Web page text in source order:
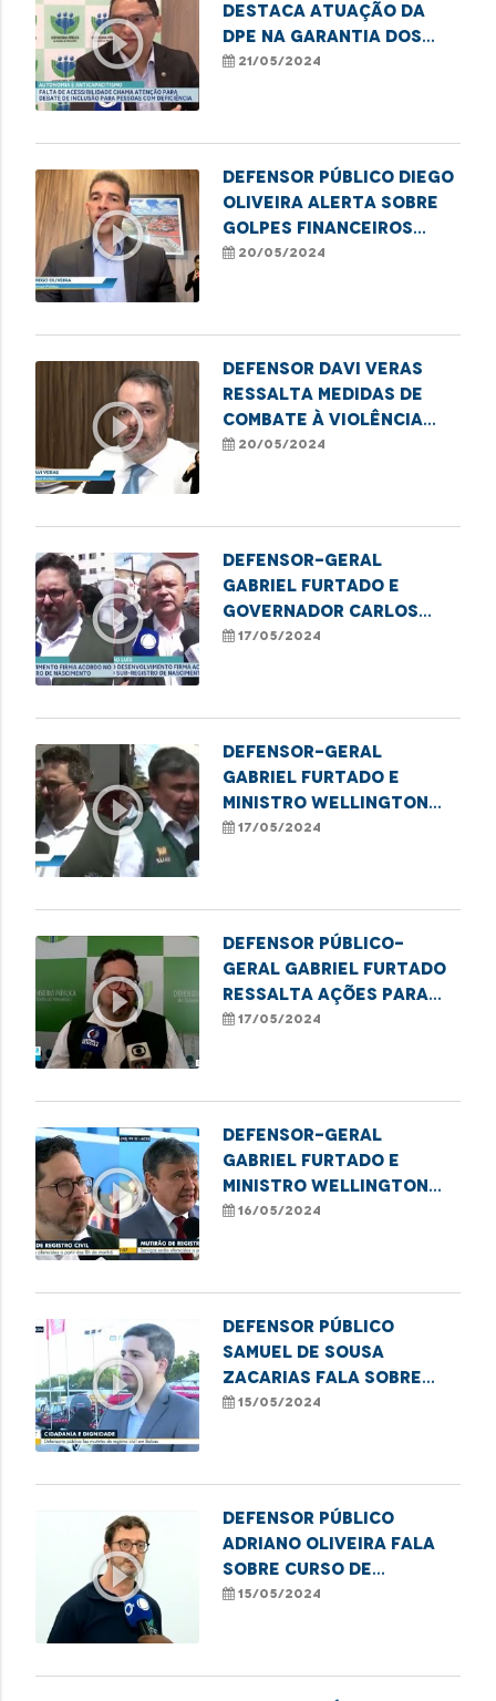
play_circle_outline
destaca atuação da
DPE na garantia dos
direitos das pessoas
21/05/2024
play_circle_outline
Defensor público Diego
Oliveira alerta sobre
golpes financeiros
contra idosos
20/05/2024
play_circle_outline
Defensor Davi Veras
ressalta medidas de
combate à violência
contra crianças e
20/05/2024
play_circle_outline
Defensor-geral
Gabriel Furtado e
governador Carlos
Brandão apontam
Estado
17/05/2024
play_circle_outline
Defensor-geral
Gabriel Furtado e
ministro Wellington
Dias celebram Acordo
ações de registro
público no Estado
17/05/2024
play_circle_outline
Defensor público-
geral Gabriel Furtado
ressalta ações para
erradicação do sub-
17/05/2024
play_circle_outline
Defensor-geral
Gabriel Furtado e
Ministro Wellington
Dias destacam ações
Maranhão
16/05/2024
play_circle_outline
Defensor público
Samuel de Sousa
Zacarias fala sobre
mutirão de combate ao
15/05/2024
play_circle_outline
Defensor público
Adriano Oliveira fala
sobre curso de
formação de
15/05/2024